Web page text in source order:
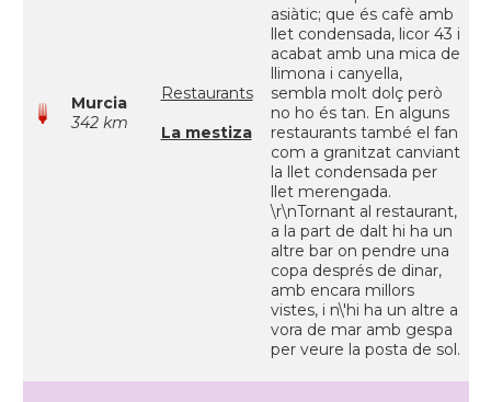
Murcia
342 km
Restaurants
La mestiza
asiàtic; que és cafè amb
llet condensada, licor 43 i
acabat amb una mica de
llimona i canyella,
sembla molt dolç però
no ho és tan. En alguns
restaurants també el fan
com a granitzat canviant
la llet condensada per
llet merengada.
\r\nTornant al restaurant,
a la part de dalt hi ha un
altre bar on pendre una
copa després de dinar,
amb encara millors
vistes, i n\'hi ha un altre a
vora de mar amb gespa
per veure la posta de sol.